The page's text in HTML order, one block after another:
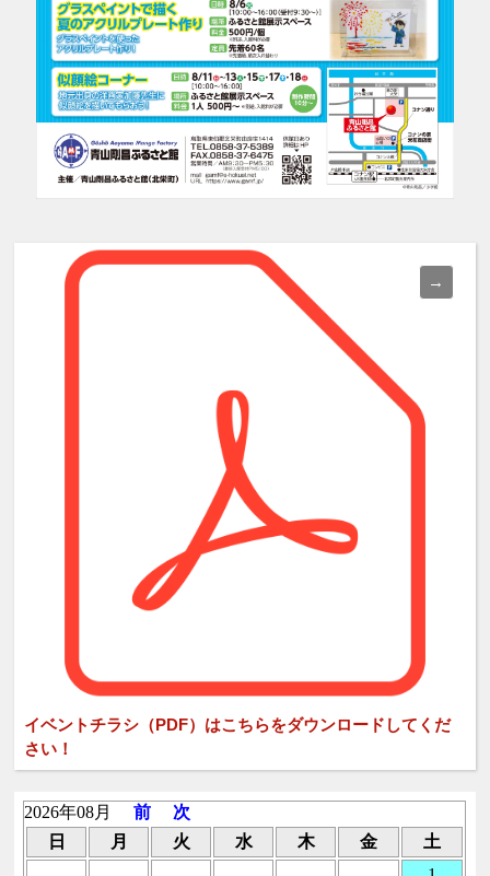
イベントチラシ（PDF）はこちらをダウンロードしてくだ
さい！